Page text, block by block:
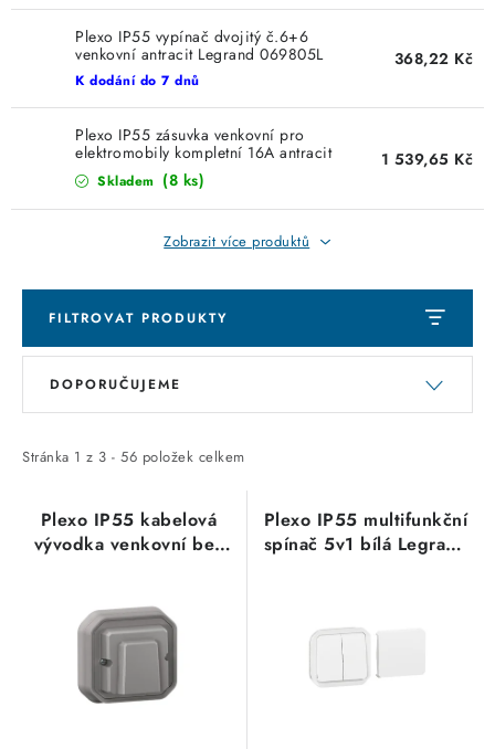
Ochrana osobních údajů
Moje objednávka
Plexo IP55 vypínač dvojitý č.6+6
venkovní antracit Legrand 069805L
K dodání do 7 dnů
368,22 Kč
Plexo IP55 zásuvka venkovní pro
elektromobily kompletní 16A antracit
Legrand 069785L
Skladem (8 ks)
1 539,65 Kč
Zobrazit více produktů
FILTROVAT PRODUKTY
V
i
Stránka 1 z 3 - 56 položek celkem
Ř
e
p
DOPORUČUJEME
Plexo IP55 kabelová
vývodka venkovní bez
Legrand 069848L
Plexo IP55 multifunkční
spínač 5v1 bílá Legrand